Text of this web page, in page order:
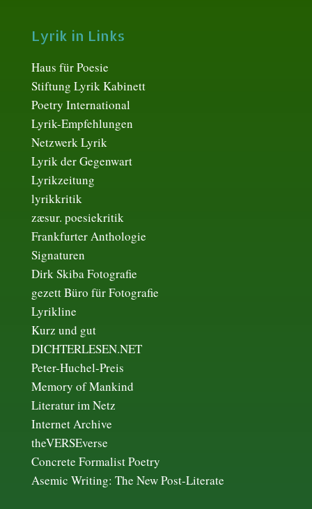
Lyrik in Links
Haus für Poesie
Stiftung Lyrik Kabinett
Poetry International
Lyrik-Empfehlungen
Netzwerk Lyrik
Lyrik der Gegenwart
Lyrikzeitung
lyrikkritik
zæsur. poesiekritik
Frankfurter Anthologie
Signaturen
Dirk Skiba Fotografie
gezett Büro für Fotografie
Lyrikline
Kurz und gut
DICHTERLESEN.NET
Peter-Huchel-Preis
Memory of Mankind
Literatur im Netz
Internet Archive
theVERSEverse
Concrete Formalist Poetry
Asemic Writing: The New Post-Literate